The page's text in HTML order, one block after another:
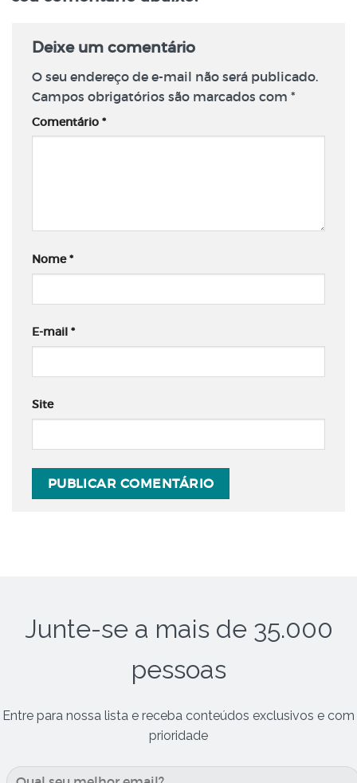
Deixe um comentário
O seu endereço de e-mail não será publicado.
Campos obrigatórios são marcados com *
Comentário *
Nome*
E-mail *
Site
Junte-se a mais de 35.000
pessoas
Entre para nossa lista e receba conteúdos exclusivos e com
prioridade